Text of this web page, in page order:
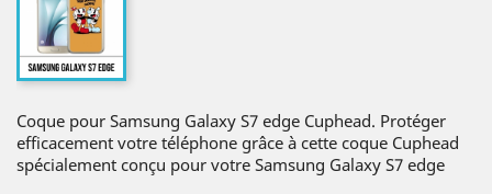
Coque pour Samsung Galaxy S7 edge Cuphead. Protéger
efficacement votre téléphone grâce à cette coque Cuphead
spécialement conçu pour votre Samsung Galaxy S7 edge